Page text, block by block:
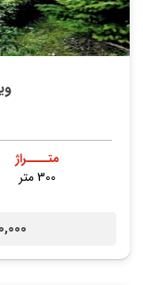
ویلا
متــــراژ
300 متر